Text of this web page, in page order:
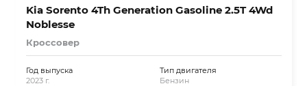
Kia Sorento 4Th Generation Gasoline 2.5T 4Wd
Noblesse
Кроссовер
Год выпуска
2023 г.
Тип двигателя
Бензин